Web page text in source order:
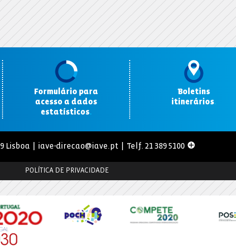
Formulário para
acesso a dados
estatísticos.
Boletins
itinerários.
Lisboa | iave-direcao@iave.pt | Telf. 21 389 5100
POLÍTICA DE PRIVACIDADE